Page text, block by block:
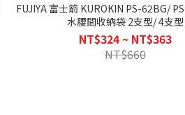
FUJIYA 富士箭 KUROKIN PS-62BG/
水腰間收納袋 2支型/ 4支型
NT$324 ~ NT$363
NT$660